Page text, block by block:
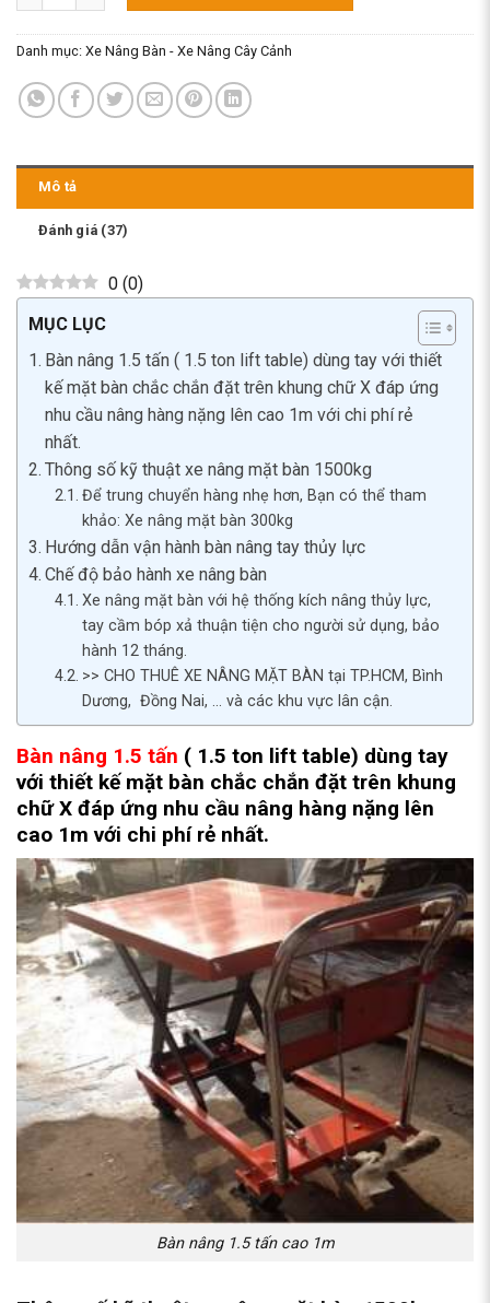
Danh mục: Xe Nâng Bàn - Xe Nâng Cây Cảnh
Mô tả
Đánh giá (37)
0 (0)
MỤC LỤC
Bàn nâng 1.5 tấn ( 1.5 ton lift table) dùng tay với thiết
kế mặt bàn chắc chắn đặt trên khung chữ X đáp ứng
nhu cầu nâng hàng nặng lên cao 1m với chi phí rẻ
nhất.
Thông số kỹ thuật xe nâng mặt bàn 1500kg
Để trung chuyển hàng nhẹ hơn, Bạn có thể tham
khảo: Xe nâng mặt bàn 300kg
Hướng dẫn vận hành bàn nâng tay thủy lực
Chế độ bảo hành xe nâng bàn
Xe nâng mặt bàn với hệ thống kích nâng thủy lực,
tay cầm bóp xả thuận tiện cho người sử dụng, bảo
hành 12 tháng.
>> CHO THUÊ XE NÂNG MẶT BÀN tại TP.HCM, Bình
Dương, Đồng Nai, … và các khu vực lân cận.
Bàn nâng 1.5 tấn ( 1.5 ton lift table) dùng tay
với thiết kế mặt bàn chắc chắn đặt trên khung
chữ X đáp ứng nhu cầu nâng hàng nặng lên
cao 1m với chi phí rẻ nhất.
Bàn nâng 1.5 tấn cao 1m